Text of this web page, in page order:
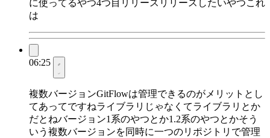
に使ってるやつ4つ目リリースリリースしたいやつこれ
は
06:25
複数バージョンGitFlowは管理できるのがメリットとし
てあってですねライブラリじゃなくてライブラリとか
だとねバージョン1系のやつとか1.2系のやつとかそう
いう複数バージョンを同時に一つのリポジトリで管理